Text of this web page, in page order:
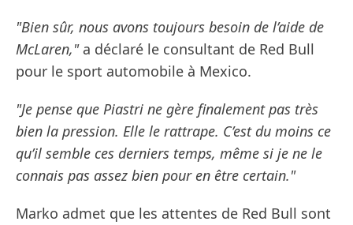
"Bien sûr, nous avons toujours besoin de l’aide de
McLaren,"a déclaré le consultant de Red Bull
pour le sport automobile à Mexico.
"Je pense que Piastri ne gère finalement pas très
bien la pression. Elle le rattrape. C’est du moins ce
qu’il semble ces derniers temps, même si je ne le
connais pas assez bien pour en être certain."
Marko admet que les attentes de Red Bull sont